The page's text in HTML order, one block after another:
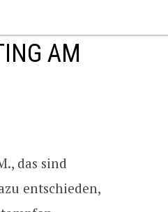
AM
das sind
entschieden,